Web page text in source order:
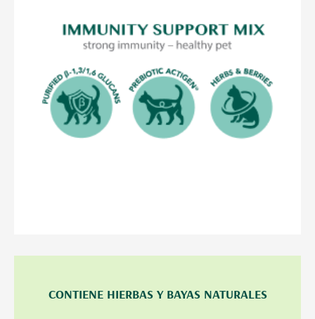
CONTIENE HIERBAS Y BAYAS NATURALES